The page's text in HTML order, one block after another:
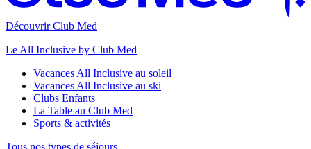
Découvrir Club Med
Le All Inclusive by Club Med
Vacances All Inclusive au soleil
Vacances All Inclusive au ski
Clubs Enfants
La Table au Club Med
Sports & activités